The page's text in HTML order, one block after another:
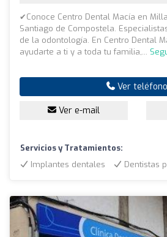
✔Conoce Centro Dental Macía en
Santiago de Compostela.
de la odontología. En Centro Dental
ayudarte a ti y a toda tu familia,...
Ver teléfono
Ver e-mail
Servicios y Tratamientos:
Implantes dentales
Dentistas